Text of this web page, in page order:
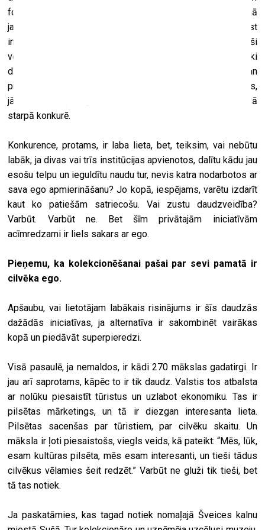
fonds, vai nupat, decembrī, atvērtais muzejs Sušā. Visumā
jau ir labi, ja cilvēki aizraujas ar mākslu, cenšas rast
intelektuālu stimulāciju, vizuālu baudījumu vai vienkārši
vēlas tuvināties māksliniekam un viņa stāstam. Un ir lieliski
dzīvot sabiedrībā, kur varam atļauties šo luksusu – gan
privātos, gan sabiedriskos muzejus. No otras puses,
jādomā, vai ir prātīgi, ka šo iniciatīvu ir tik daudz un tās savā
starpā konkurē.
Konkurence, protams, ir laba lieta, bet, teiksim, vai nebūtu
labāk, ja divas vai trīs institūcijas apvienotos, dalītu kādu jau
esošu telpu un ieguldītu naudu tur, nevis katra nodarbotos ar
sava ego apmierināšanu? Jo kopā, iespējams, varētu izdarīt
kaut ko patiešām satriecošu. Vai zustu daudzveidība?
Varbūt. Varbūt ne. Bet šīm privātajām iniciatīvām
acīmredzami ir liels sakars ar ego.
Pieņemu, ka kolekcionēšanai pašai par sevi pamatā ir
cilvēka ego.
Apšaubu, vai lietotājam labākais risinājums ir šīs daudzās
dažādās iniciatīvas, ja alternatīva ir sakombinēt vairākas
kopā un piedāvāt superpieredzi.
Visā pasaulē, ja nemaldos, ir kādi 270 mākslas gadatirgi. Ir
jau arī saprotams, kāpēc to ir tik daudz. Valstis tos atbalsta
ar nolūku piesaistīt tūristus un uzlabot ekonomiku. Tas ir
pilsētas mārketings, un tā ir diezgan interesanta lieta.
Pilsētas sacenšas par tūristiem, par cilvēku skaitu. Un
māksla ir ļoti piesaistošs, viegls veids, kā pateikt: “Mēs, lūk,
esam kultūras pilsēta, mēs esam interesanti, un tieši tādus
cilvēkus vēlamies šeit redzēt.” Varbūt ne gluži tik tieši, bet
tā tas notiek.
Ja paskatāmies, kas tagad notiek nomaļajā Šveices kalnu